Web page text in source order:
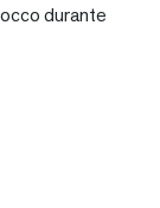
durante